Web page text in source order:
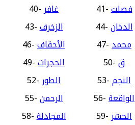
40-غافر 41-فصلت
43-الزخرف 44-الدخان
46-الأحقاف 47-محمد
49-الحجرات 50-ق
52-الطور 53-النجم
55-الرحمن 56-الواقعة
58-المجادلة 59-الحشر